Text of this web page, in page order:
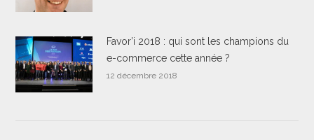
Favor’i 2018 : qui sont les champions du
e-commerce cette année ?
12 décembre 2018